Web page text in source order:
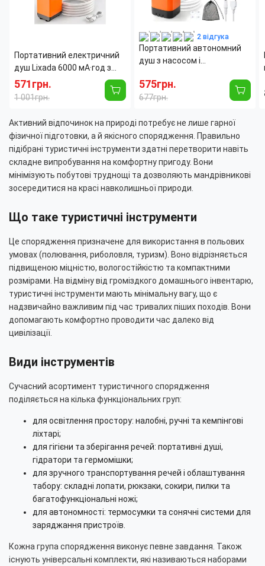
Портативний електричний
душ Lixada 6000 мА·год з
насосом і акумулятором,
туристичний похідний душ
USB Type-C
571грн.
1 001грн.
2 відгука
Портативний автономний
душ з насосом і
MaxFlow, похідний USB душ
8 л/хв, IPX7, цифровий
575грн.
677грн.
Активний відпочинок на природі потребує не лише гарної
фізичної підготовки, а й якісного спорядження. Правильно
підібрані туристичні інструменти здатні перетворити навіть
складне випробування на комфортну пригоду. Вони
мінімізують побутові труднощі та дозволяють мандрівникові
зосередитися на красі навколишньої природи.
Що таке туристичні інструменти
Це спорядження призначене для використання в польових
умовах (полювання, риболовля, туризм). Воно відрізняється
підвищеною міцністю, вологостійкістю та компактними
розмірами. На відміну від громіздкого домашнього інвентарю,
туристичні інструменти мають мінімальну вагу, що є
надзвичайно важливим під час тривалих піших походів. Вони
допомагають комфортно проводити час далеко від
цивілізації.
Види інструментів
Сучасний асортимент туристичного спорядження
поділяється на кілька функціональних груп:
для освітлення простору: налобні, ручні та кемпінгові
ліхтарі;
для гігієни та зберігання речей: портативні душі,
гідратори та гермомішки;
для зручного транспортування речей і облаштування
табору: складні лопати, рюкзаки, сокири, пилки та
багатофункціональні ножі;
для автономності: термосумки та сонячні системи для
заряджання пристроїв.
Кожна група спорядження виконує певне завдання. Також
існують універсальні комплекти, які називаються наборами